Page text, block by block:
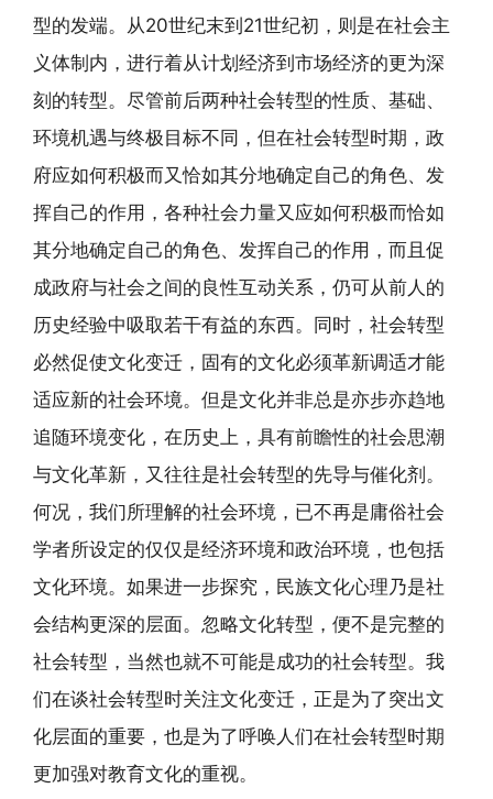
型的发端。从20世纪末到21世纪初，则是在社会主
义体制内，进行着从计划经济到市场经济的更为深
刻的转型。尽管前后两种社会转型的性质、基础、
环境机遇与终极目标不同，但在社会转型时期，政
府应如何积极而又恰如其分地确定自己的角色、发
挥自己的作用，各种社会力量又应如何积极而恰如
其分地确定自己的角色、发挥自己的作用，而且促
成政府与社会之间的良性互动关系，仍可从前人的
历史经验中吸取若干有益的东西。同时，社会转型
必然促使文化变迁，固有的文化必须革新调适才能
适应新的社会环境。但是文化并非总是亦步亦趋地
追随环境变化，在历史上，具有前瞻性的社会思潮
与文化革新，又往往是社会转型的先导与催化剂。
何况，我们所理解的社会环境，已不再是庸俗社会
学者所设定的仅仅是经济环境和政治环境，也包括
文化环境。如果进一步探究，民族文化心理乃是社
会结构更深的层面。忽略文化转型，便不是完整的
社会转型，当然也就不可能是成功的社会转型。我
们在谈社会转型时关注文化变迁，正是为了突出文
化层面的重要，也是为了呼唤人们在社会转型时期
更加强对教育文化的重视。